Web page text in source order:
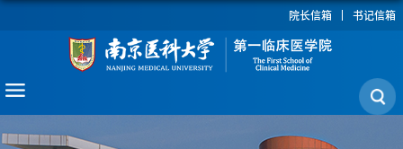
院长信箱 书记信箱